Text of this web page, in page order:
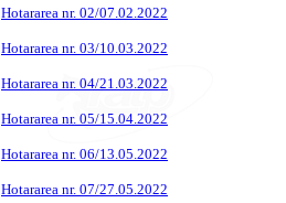
Hotararea nr. 02/07.02.2022
Hotararea nr. 03/10.03.2022
Hotararea nr. 04/21.03.2022
Hotararea nr. 05/15.04.2022
Hotararea nr. 06/13.05.2022
Hotararea nr. 07/27.05.2022